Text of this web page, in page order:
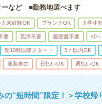
ーなど ■勤務地選べます
未経験OK ブランクOK 大学生
要 英語不要 履歴書不要 40
朝10時以降スタート 5ｈ以内OK
服装自由 日払いOK 週払いOK
の“短時間”限定！＞学校